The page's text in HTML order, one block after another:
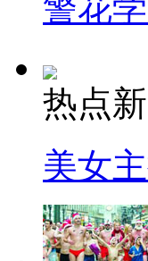
警花
热点
美女